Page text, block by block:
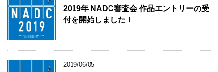
2019年 NADC審査会 作品エントリーの受
付を開始しました！
2019/06/05